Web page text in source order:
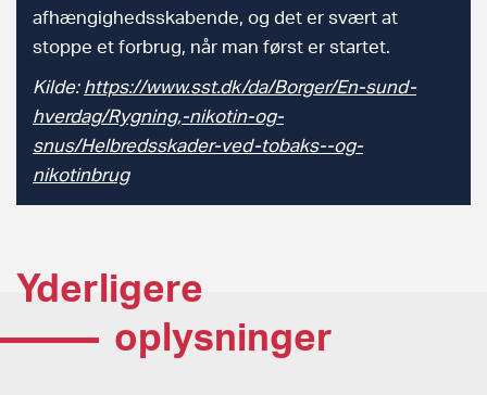
afhængighedsskabende, og det er svært at
stoppe et forbrug, når man først er startet.
Kilde:https://www.sst.dk/da/Borger/En-sund-
hverdag/Rygning,-nikotin-og-
snus/Helbredsskader-ved-tobaks--og-
nikotinbrug
Yderligere
oplysninger